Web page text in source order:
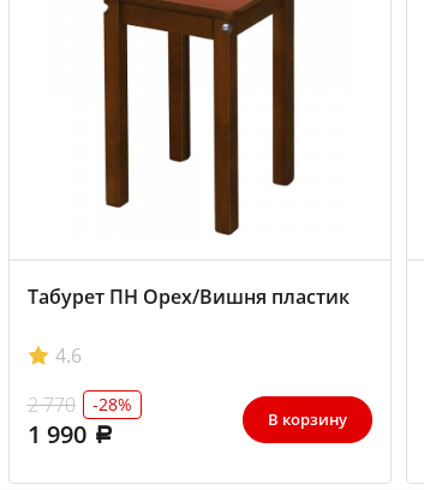
Табурет ПН Орех/Вишня пластик
4.6
2 770
-28%
1 990 В корзину